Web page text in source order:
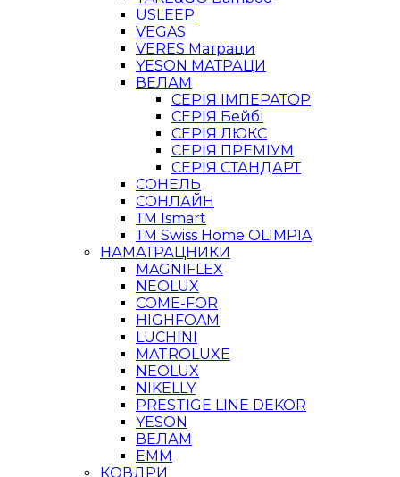
USLEEP
VEGAS
VERES Матраци
YESON МАТРАЦИ
ВЕЛАМ
СЕРІЯ ІМПЕРАТОР
СЕРІЯ Бейбі
СЕРІЯ ЛЮКС
СЕРІЯ ПРЕМІУМ
СЕРІЯ СТАНДАРТ
СОНЕЛЬ
СОНЛАЙН
ТМ Ismart
ТМ Swiss Home OLIMPIA
НАМАТРАЦНИКИ
MAGNIFLEX
NEOLUX
COME-FOR
HIGHFOAM
LUCHINI
MATROLUXE
NEOLUX
NIKELLY
PRESTIGE LINE DEKOR
YESON
ВЕЛАМ
ЕММ
КОВДРИ